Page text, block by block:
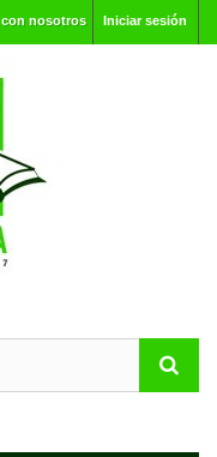
Iniciar sesión
nosotros